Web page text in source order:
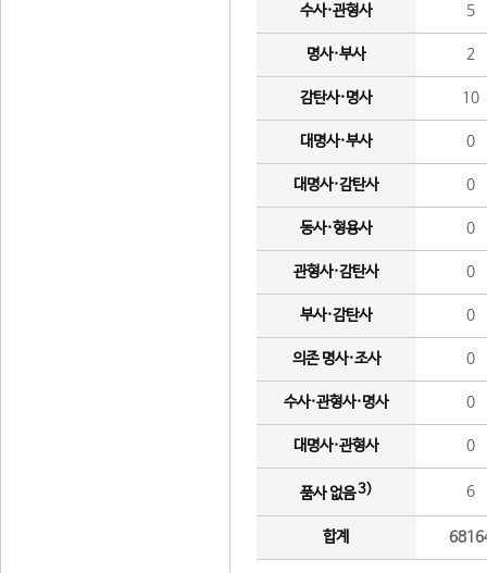
수사·관형사 5
명사·부사 2
감탄사·명사 10
대명사·부사 0
대명사·감탄사 0
동사·형용사 0
관형사·감탄사 0
부사·감탄사 0
의존 명사·조사 0
수사·관형사·명사 0
대명사·관형사 0
품사 없음3) 6
합계